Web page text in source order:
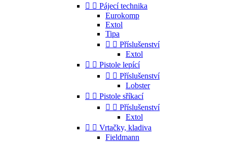
  Pájecí technika
Eurokomp
Extol
Tipa
  Příslušenství
Extol
  Pistole lepící
  Příslušenství
Lobster
  Pistole sříkací
  Příslušenství
Extol
  Vrtačky, kladiva
Fieldmann